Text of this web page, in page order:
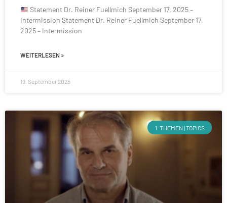
Statement Dr. Reiner Fuellmich September 17, 2025 –
Intermission Statement Dr. Reiner Fuellmich September 17,
2025 – Intermission
WEITERLESEN »
19. September 2025
1. THEMEN | TOPICS